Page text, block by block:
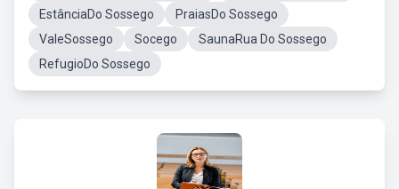
EstânciaDo Sossego
PraiasDo Sossego
ValeSossego
Socego
SaunaRua Do Sossego
RefugioDo Sossego